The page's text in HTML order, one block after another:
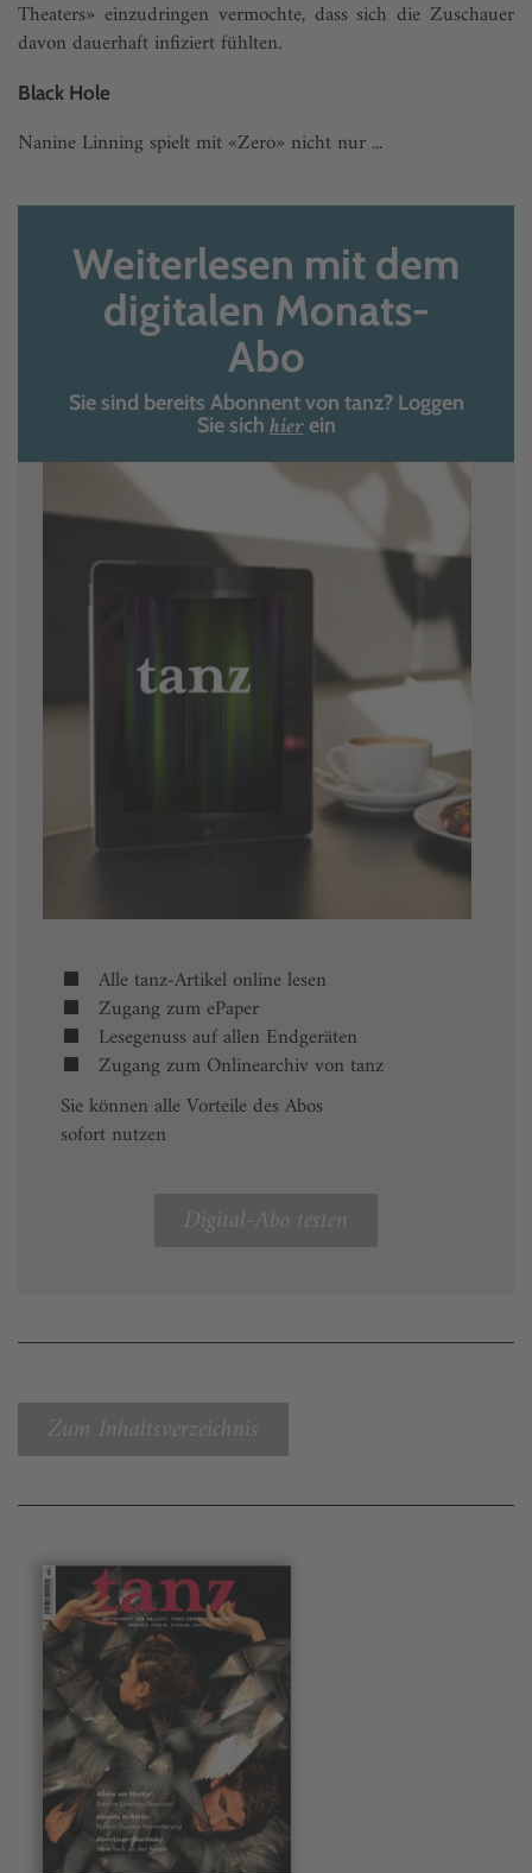
Theaters» einzudringen vermochte, dass sich die Zuschauer
davon dauerhaft infiziert fühlten.
Black Hole
Nanine Linning spielt mit «Zero» nicht nur ...
Weiterlesen mit dem
digitalen Monats-
Abo
Sie sind bereits Abonnent von tanz? Loggen
Sie sich hierein
Alle tanz-Artikel online lesen
Zugang zum ePaper
Lesegenuss auf allen Endgeräten
Zugang zum Onlinearchiv von tanz
Sie können alle Vorteile des Abos
sofort nutzen
Digital-Abo testen
Zum Inhaltsverzeichnis